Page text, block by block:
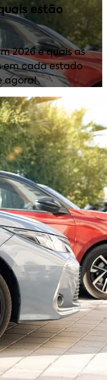
estão
2026 e quais as
em cada estado
agora!